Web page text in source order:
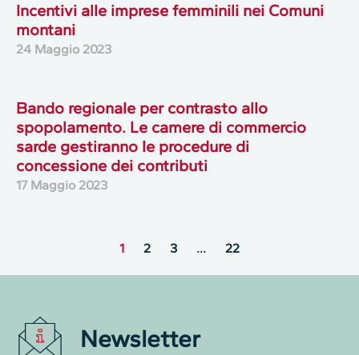
Incentivi alle imprese femminili nei Comuni
montani
24 Maggio 2023
Bando regionale per contrasto allo
spopolamento. Le camere di commercio
sarde gestiranno le procedure di
concessione dei contributi
17 Maggio 2023
1 2 3 … 22
Newsletter